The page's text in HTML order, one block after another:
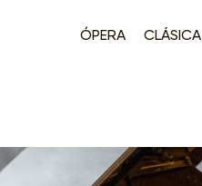
ÓPERA CLÁSICA